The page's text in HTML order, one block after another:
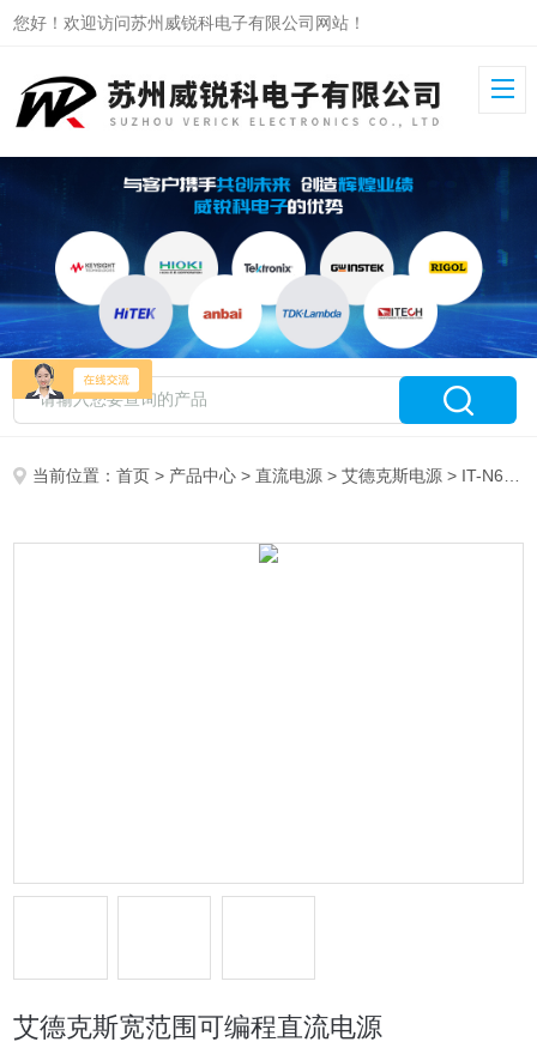
您好！欢迎访问苏州威锐科电子有限公司网站！
当前位置：首页 > 产品中心 >直流电源 >艾德克斯电源 > IT-N6724C艾德克斯宽范围可编程直流电源
艾德克斯宽范围可编程直流电源